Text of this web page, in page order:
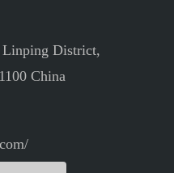
Linping District,
China